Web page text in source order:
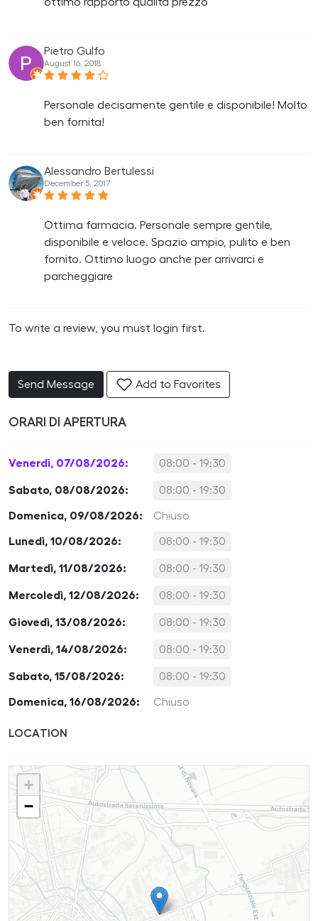
Pietro Gulfo
August 16, 2018
Personale decisamente gentile e disponibile! Molto
ben fornita!
Alessandro Bertulessi
December 5, 2017
Ottima farmacia. Personale sempre gentile,
disponibile e veloce. Spazio ampio, pulito e ben
fornito. Ottimo luogo anche per arrivarci e
parcheggiare
To write a review, you must login first.
Send Message Add to Favorites
ORARI DI APERTURA
Venerdì, 07/08/2026: 08:00 - 19:30
Sabato, 08/08/2026: 08:00 - 19:30
Domenica, 09/08/2026: Chiuso
Lunedì, 10/08/2026: 08:00 - 19:30
Martedì, 11/08/2026: 08:00 - 19:30
Mercoledì, 12/08/2026: 08:00 - 19:30
Giovedì, 13/08/2026: 08:00 - 19:30
Venerdì, 14/08/2026: 08:00 - 19:30
Sabato, 15/08/2026: 08:00 - 19:30
Domenica, 16/08/2026: Chiuso
LOCATION
+
−